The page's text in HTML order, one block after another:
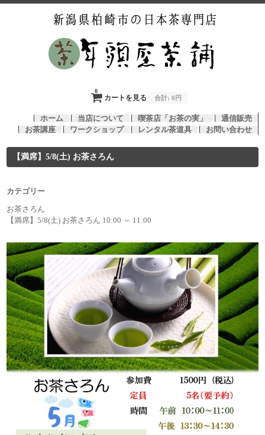
カートを見る
0
合計: 0円
ホーム 当店について 喫茶店「お茶の実」
通信販売
お茶講座
ワークショップ レンタル茶道具 お問い合わせ
【満席】5/8(土) お茶さろん
カテゴリー
お茶さろん
【満席】5/8(土) お茶さろん 10:00 ～ 11:00